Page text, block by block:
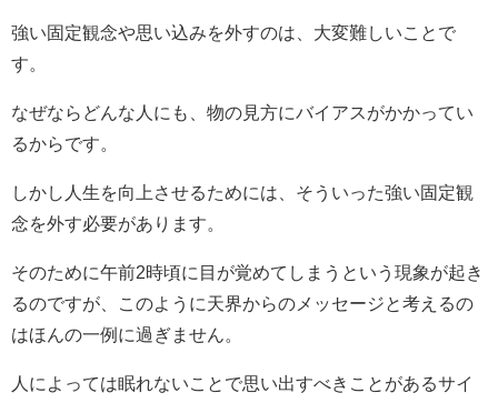
強い固定観念や思い込みを外すのは、大変難しいことで
す。
なぜならどんな人にも、物の見方にバイアスがかかってい
るからです。
しかし人生を向上させるためには、そういった強い固定観
念を外す必要があります。
そのために午前2時頃に目が覚めてしまうという現象が起き
るのですが、このように天界からのメッセージと考えるの
はほんの一例に過ぎません。
人によっては眠れないことで思い出すべきことがあるサイ